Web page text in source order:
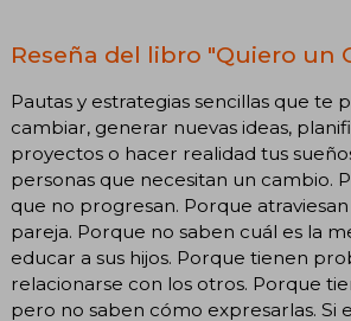
Reseña del libro "Quiero un
Pautas y estrategias sencillas que te
cambiar, generar nuevas ideas,
proyectos o hacer realidad tus
personas que necesitan un cambio.
que no progresan. Porque atraviesan
pareja. Porque no saben cuál es la
educar a sus hijos. Porque tienen
relacionarse con los otros. Porque
pero no saben cómo expresarlas. Si